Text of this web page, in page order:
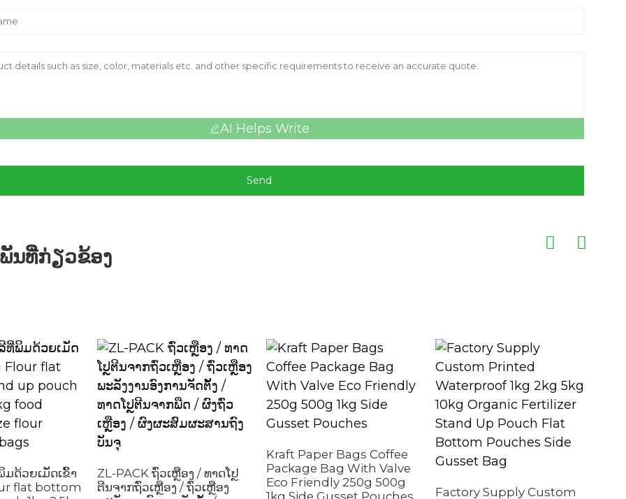
AI Helps Write
Send
ນທີ່ກ່ຽວຂ້ອງ
ມດ້ວຍເມັດເຂົ້າ
flat bottom
ZL-PACK ຖົ່ວເຫຼືອງ / ທາດໂປຼ
ຕີນຈາກຖົ່ວເຫຼືອງ / ຖົ່ວເຫຼືອງ
Kraft Paper Bags Coffee
Package Bag With Valve
Eco Friendly 250g 500g
Factory Supply Custom